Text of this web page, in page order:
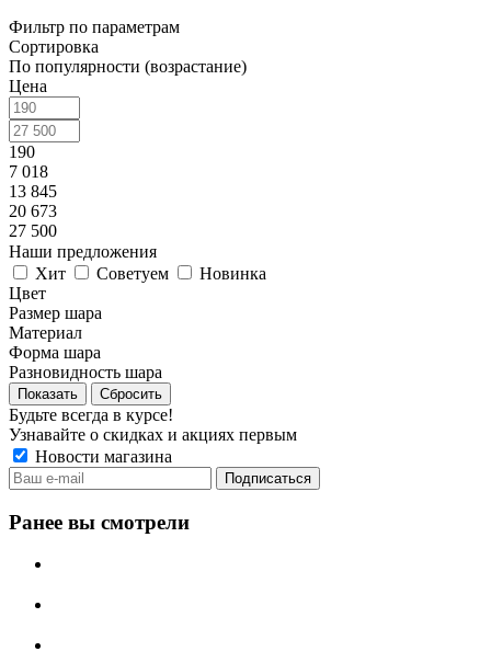
Фильтр по параметрам
Сортировка
По популярности (возрастание)
Цена
190
7 018
13 845
20 673
27 500
Наши предложения
Хит
Советуем
Новинка
Цвет
Размер шара
Материал
Форма шара
Разновидность шара
Сбросить
Будьте всегда в курсе!
Узнавайте о скидках и акциях первым
Новости магазина
Ранее вы смотрели